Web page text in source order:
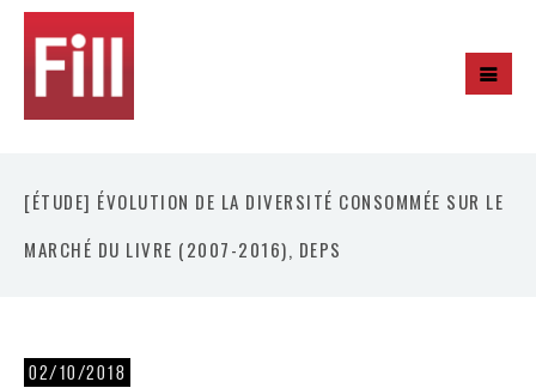
[ÉTUDE] ÉVOLUTION DE LA DIVERSITÉ CONSOMMÉE SUR LE
MARCHÉ DU LIVRE (2007-2016), DEPS
02/10/2018